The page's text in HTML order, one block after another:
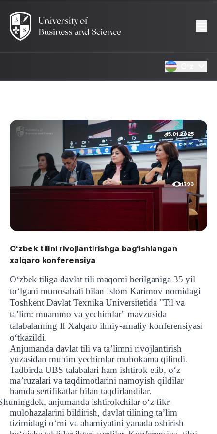
15.01.2025
1793
O‘zbek tilini rivojlantirishga bag‘ishlangan
xalqaro konferensiya
O‘zbek tiliga davlat tili maqomi berilganiga 35 yil
to‘lgani munosabati bilan Islom Karimov nomidagi
Toshkent Davlat Texnika Universitetida "Til va
ta’lim: muammo va yechimlar" mavzusida
talabalarning II Xalqaro ilmiy-amaliy konferensiyasi
o‘tkazildi.
Anjumanda davlat tili va ta’limni rivojlantirish
yuzasidan muhim yechimlar muhokama qilindi.
Tadbirda UBS talabalari ham ishtirok etib, o‘z
ma’ruzalari va taqdimotlarini namoyish qildilar
hamda sertifikatlar bilan taqdirlandilar.
anjumanda ishtirokchilar o‘z fikr-
mulohazalarini bildirish, davlat tilining ta’lim
tizimidagi o‘rni va ahamiyatini yanada oshirish